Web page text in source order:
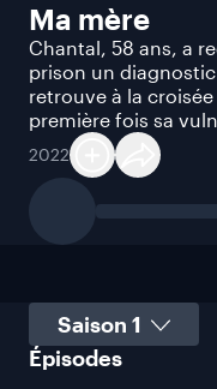
Ma mère
Chantal, 58 ans, a
prison un
retrouve à la
première fois sa
2022
Sélectionner une
Épisodes